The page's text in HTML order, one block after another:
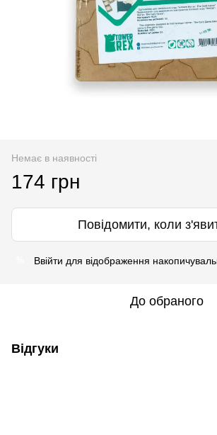
Немає в наявності
174 грн
Повідомити, коли
Ввійти для відображення
До обраного
Відгуки